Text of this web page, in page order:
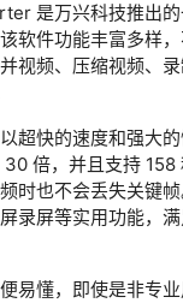
是万兴科技推出
软件功能丰富多样
视频、压缩视频、
超快的速度和强大
倍，并且支持 158
时也不会丢失关键
录屏等实用功能，
易懂，即使是非专业